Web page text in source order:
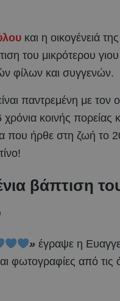
και η οικογένειά
του μικρότερου γιου
φίλων και συγγενών.
παντρεμένη με τον
κοινής πορείας
που ήρθε στη ζωή το
βάπτιση
» έγραψε η
φωτογραφίες από